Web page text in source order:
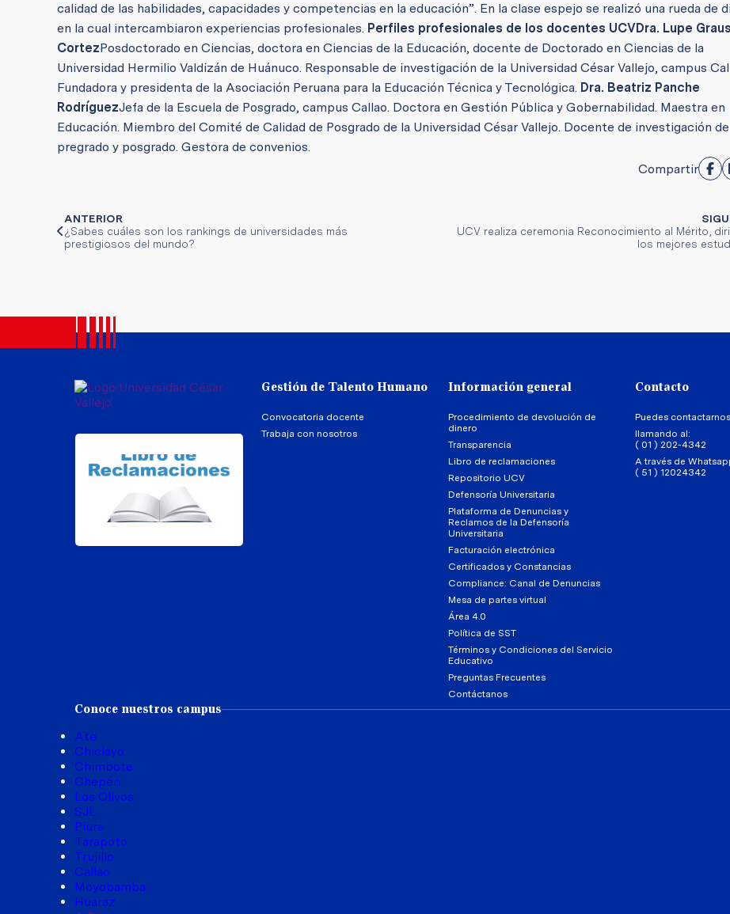
calidad de las habilidades, capacidades y competencias en la educación”. En la clase espejo se realizó una rueda de
en la cual intercambiaron experiencias profesionales. Perfiles profesionales de los docentes UCVDra. Lupe Graus
CortezPosdoctorado en Ciencias, doctora en Ciencias de la Educación, docente de Doctorado en Ciencias de la
Universidad Hermilio Valdizán de Huánuco. Responsable de investigación de la Universidad César Vallejo, campus
Fundadora y presidenta de la Asociación Peruana para la Educación Técnica y Tecnológica. Dra. Beatriz Panche
RodríguezJefa de la Escuela de Posgrado, campus Callao. Doctora en Gestión Pública y Gobernabilidad. Maestra en
Educación. Miembro del Comité de Calidad de Posgrado de la Universidad César Vallejo. Docente de investigación de
pregrado y posgrado. Gestora de convenios.
Compartir
ANTERIOR
¿Sabes cuáles son los rankings de universidades más
prestigiosos del mundo?
UCV realiza ceremonia Reconocimiento al Mérito,
los mejores
Gestión de Talento Humano
Convocatoria docente
Trabaja con nosotros
Información general
Procedimiento de devolución de
dinero
Transparencia
Libro de reclamaciones
Repositorio UCV
Defensoría Universitaria
Plataforma de Denuncias y
Reclamos de la Defensoría
Universitaria
Facturación electrónica
Certificados y Constancias
Compliance: Canal de Denuncias
Mesa de partes virtual
Área 4.0
Política de SST
Términos y Condiciones del Servicio
Educativo
Preguntas Frecuentes
Contáctanos
Contacto
Puedes contactarnos
llamando al:
( 01 ) 202-4342
A través de
( 51 ) 12024342
Conoce nuestros campus
Ate
Chiclayo
Chimbote
Chepén
Los Olivos
SJL
Piura
Tarapoto
Trujillo
Callao
Moyobamba
Huaraz